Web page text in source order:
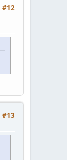
#12
#13